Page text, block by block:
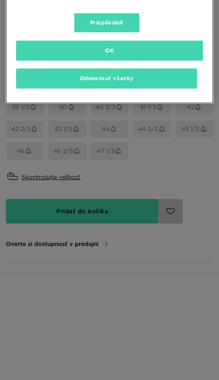
Biela
Vybrať veľkosť
39 1/3 40 40 2/3 41 1/3 42
42 2/3 43 1/3 44 44 2/3 45 1/3
46 46 2/3 47 1/3
Skontrolujte veľkosť
Pridať do košíka
Overte si dostupnosť v predajni
Prispôsobiť
Odmietnuť všetky
OK